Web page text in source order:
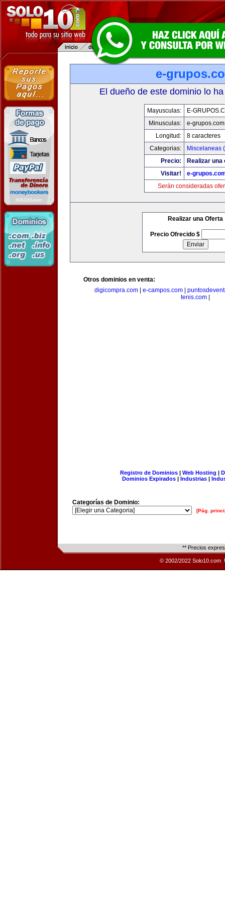
e-
El dueño de este dominio lo
Mayusculas:
E-
Minusculas:
e-grupos.com
Longitud:
8 caracteres
Categorias:
Miscelaneas
Precio:
Realizar una
Visitar!
e-
Serán consideradas
Realizar una Oferta
Precio Ofrecido $
Otros dominios en venta:
digicompra.com
e-campos.com
tenis.com
Registro de Dominios| Web Hosting |
Dominios Expirados | Industrias |
Categorías de Dominio:
[Pág.
** Precios
© 2002/2022 Solo10.com